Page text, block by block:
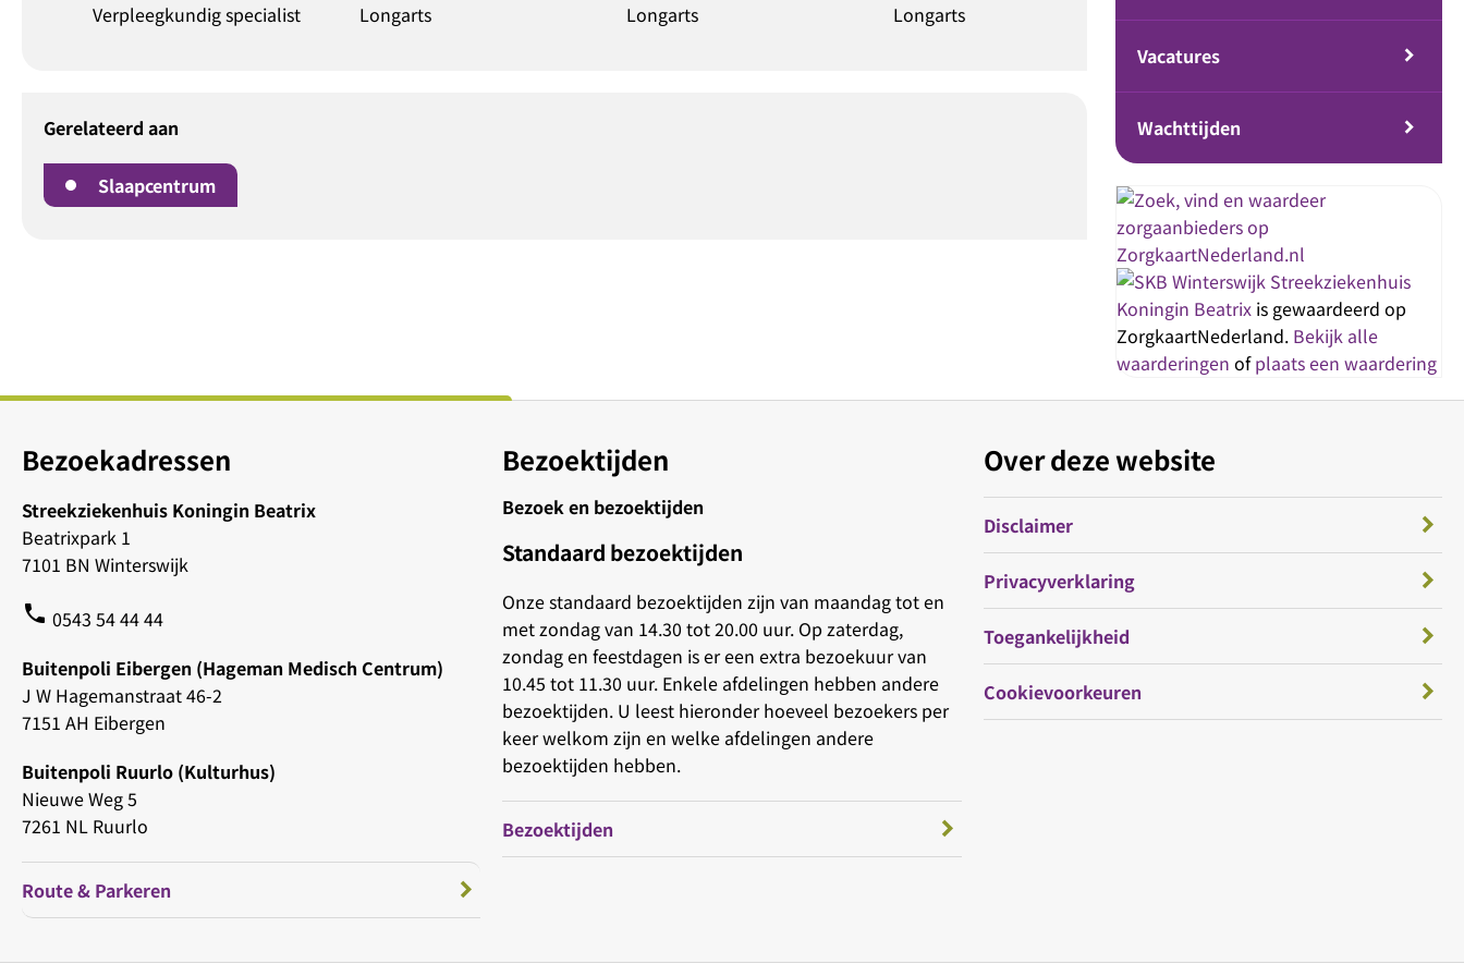
Longarts
Verpleegkundig specialist
specialist
Gerelateerd aan
Slaapcentrum
Vacatures
Wachttijden
Streekziekenhuis
Koningin Beatrix is gewaardeerd op
ZorgkaartNederland. Bekijk alle
waarderingen ofplaats een waardering
Bezoekadressen
Streekziekenhuis Koningin Beatrix
Beatrixpark 1
7101 BN Winterswijk
phone 0543 54 44 44
Buitenpoli Eibergen (Hageman Medisch Centrum)
J W Hagemanstraat 46-2
7151 AH Eibergen
Buitenpoli Ruurlo (Kulturhus)
Nieuwe Weg 5
7261 NL Ruurlo
Route & Parkeren
Bezoektijden
Bezoek en bezoektijden
Standaard bezoektijden
Onze standaard bezoektijden zijn van maandag tot en
met zondag van 14.30 tot 20.00 uur. Op zaterdag,
zondag en feestdagen is er een extra bezoekuur van
10.45 tot 11.30 uur. Enkele afdelingen hebben andere
bezoektijden. U leest hieronder hoeveel bezoekers per
keer welkom zijn en welke afdelingen andere
bezoektijden hebben.
Bezoektijden
Over deze website
Disclaimer
Privacyverklaring
Toegankelijkheid
Cookievoorkeuren